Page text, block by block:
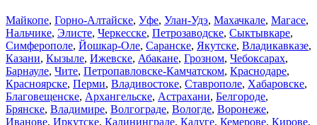
Майкопе, Горно-Алтайске, Уфе, Улан-Удэ, Махачкале, Магасе,
Нальчике, Элисте, Черкесске, Петрозаводске, Сыктывкаре,
Симферополе, Йошкар-Оле, Саранске, Якутске, Владикавказе,
Казани, Кызыле, Ижевске, Абакане, Грозном, Чебоксарах,
Барнауле, Чите, Петропавловске-Камчатском, Краснодаре,
Красноярске, Перми, Владивостоке, Ставрополе, Хабаровске,
Благовещенске, Архангельске, Астрахани, Белгороде,
Брянске, Владимире, Волгограде, Вологде, Воронеже,
Иванове, Иркутске, Калининграде, Калуге, Кемерове, Кирове,